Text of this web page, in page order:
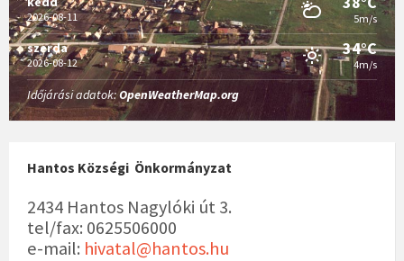
a
v
i
g
á
c
2026-08-11 5m/s
szerda
2026-08-12
34°C
4m/s
Időjárási adatok:OpenWeatherMap.org
Hantos Községi Önkormányzat
2434 Hantos Nagylóki út 3.
tel/fax: 0625506000
e-mail: hivatal@hantos.hu